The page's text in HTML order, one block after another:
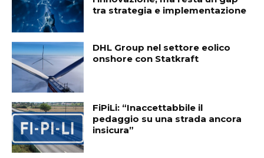
tra strategia e implementazione
DHL Group nel settore eolico
onshore con Statkraft
FiPiLi: “Inaccettabbile il
pedaggio su una strada ancora
insicura”